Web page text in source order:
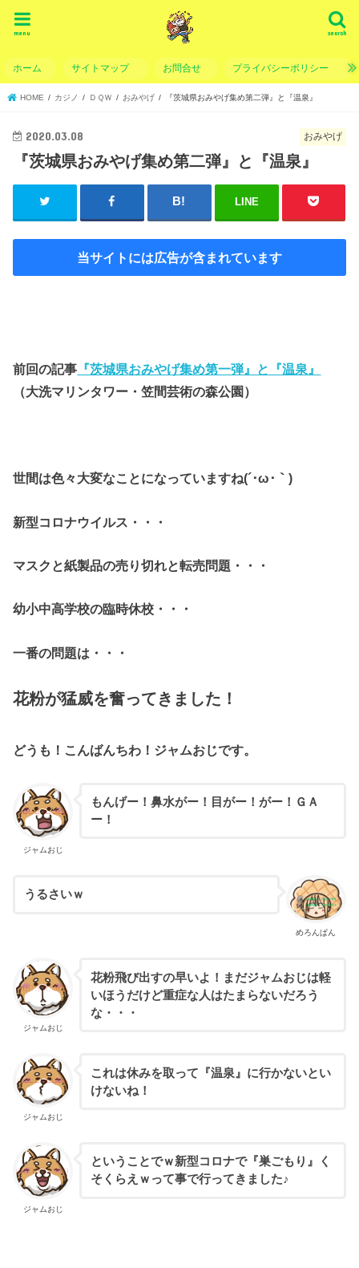
search
menu
ホーム サイトマップ お問合せ プライバシーポリシー
HOME カジノ ＤＱＷ おみやげ 『茨城県おみやげ集め第二弾』と『温泉』
おみやげ
2020.03.08
『茨城県おみやげ集め第二弾』と『温泉』
LINE
当サイトには広告が含まれています
前回の記事 『茨城県おみやげ集め第一弾』と『温泉』
（大洗マリンタワー・笠間芸術の森公園）
世間は色々大変なことになっていますね(´･ω･｀)
新型コロナウイルス・・・
マスクと紙製品の売り切れと転売問題・・・
幼小中高学校の臨時休校・・・
一番の問題は・・・
花粉が猛威を奮ってきました！
どうも！こんばんちわ！ジャムおじです。
ジャムおじ
もんげー！鼻水がー！目がー！がー！ＧＡ
ー！
めろんぱん
うるさいｗ
ジャムおじ
花粉飛び出すの早いよ！まだジャムおじは軽
いほうだけど重症な人はたまらないだろう
な・・・
ジャムおじ
これは休みを取って『温泉』に行かないとい
けないね！
ジャムおじ
ということでｗ新型コロナで『巣ごもり』く
そくらえｗって事で行ってきました♪